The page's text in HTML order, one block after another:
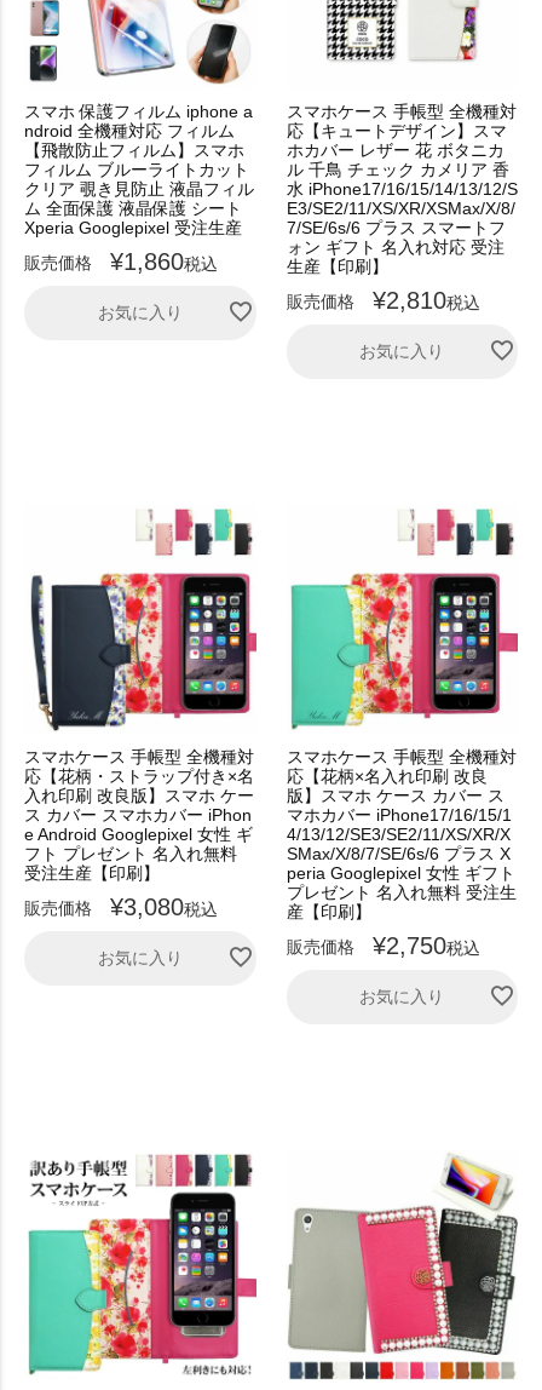
スマホ 保護フィルム iphone a
ndroid 全機種対応 フィルム
【飛散防止フィルム】スマホ
フィルム ブルーライトカット
クリア 覗き見防止 液晶フィル
ム 全面保護 液晶保護 シート
Xperia Googlepixel 受注生産
販売価格
¥1,860税込
お気に入り
スマホケース 手帳型 全機種対
応【キュートデザイン】スマ
ホカバー レザー 花 ボタニカ
ル 千鳥 チェック カメリア 香
水 iPhone17/16/15/14/13/12/S
E3/SE2/11/XS/XR/XSMax/X/8/
7/SE/6s/6 プラス スマートフ
ォン ギフト 名入れ対応 受注
生産【印刷】
販売価格
¥2,810税込
お気に入り
スマホケース 手帳型 全機種対
応【花柄・ストラップ付き×名
入れ印刷 改良版】スマホ ケー
ス カバー スマホカバー iPhon
e Android Googlepixel 女性 ギ
フト プレゼント 名入れ無料
受注生産【印刷】
販売価格
¥3,080税込
お気に入り
スマホケース 手帳型 全機種対
応【花柄×名入れ印刷 改良
版】スマホ ケース カバー ス
マホカバー iPhone17/16/15/1
4/13/12/SE3/SE2/11/XS/XR/X
SMax/X/8/7/SE/6s/6 プラス X
peria Googlepixel 女性 ギフト
プレゼント 名入れ無料 受注生
産【印刷】
販売価格
¥2,750税込
お気に入り